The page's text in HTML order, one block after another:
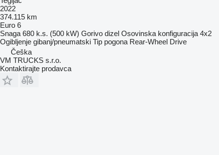
2022
374.115 km
Euro 6
Snaga 680 k.s. (500 kW) Gorivo dizel Osovinska konfiguracija 4x2
Ogibljenje gibanj/pneumatski Tip pogona Rear-Wheel Drive
Češka
VM TRUCKS s.r.o.
Kontaktirajte prodavca